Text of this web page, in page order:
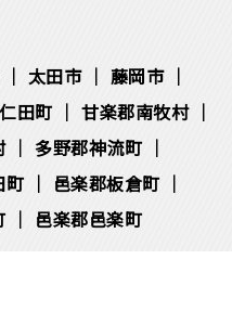
太田市
藤岡市
田町
甘楽郡南牧村
多野郡神流町
町
邑楽郡板倉町
邑楽郡邑楽町